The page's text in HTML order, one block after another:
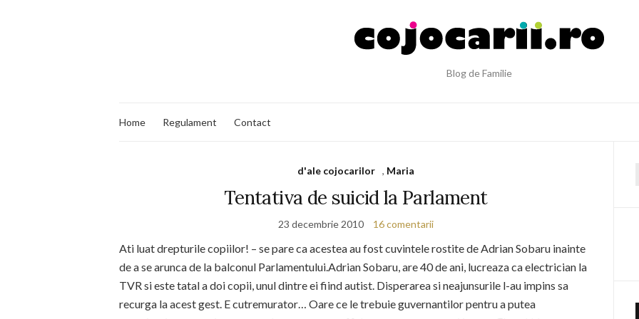
Blog de Familie
Home Regulament Contact
d'ale cojocarilor , Maria
Tentativa de suicid la Parlament
23 decembrie 2010 16 comentarii
Ati luat drepturile copiilor! – se pare ca acestea au fost cuvintele rostite de Adrian Sobaru inainte
de a se arunca de la balconul Parlamentului.Adrian Sobaru, are 40 de ani, lucreaza ca electrician la
TVR si este tatal a doi copii, unul dintre ei fiind autist. Disperarea si neajunsurile l-au impins sa
recurga la acest gest. E cutremurator… Oare ce le trebuie guvernantilor pentru a putea